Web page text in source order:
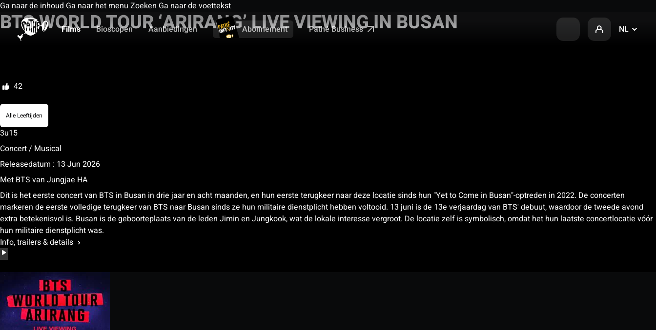
Ga naar de inhoud Ga naar het menu Zoeken Ga naar de voettekst
Films
Bioscopen Aanbiedingen Abonnement Pathé Business NL
BTS WORLD TOUR ‘ARIRANG’ LIVE VIEWING IN BUSAN
42
Alle Leeftijden
3u15
Concert / Musical
Releasedatum : 13 Jun 2026
Met BTS van Jungjae HA
Dit is het eerste concert van BTS in Busan in drie jaar en acht maanden, en hun eerste terugkeer naar deze locatie sinds hun "Yet to Come in Busan"-optreden in 2022. De concerten
markeren de eerste volledige terugkeer van BTS naar Busan sinds ze hun militaire dienstplicht hebben voltooid. 13 juni is de 13e verjaardag van BTS' debuut, waardoor de tweede avond
extra betekenisvol is. Busan is de geboorteplaats van de leden Jimin en Jungkook, wat de lokale interesse vergroot. De locatie zelf is symbolisch, omdat het hun laatste concertlocatie vóór
hun militaire dienstplicht was.
Info, trailers & details